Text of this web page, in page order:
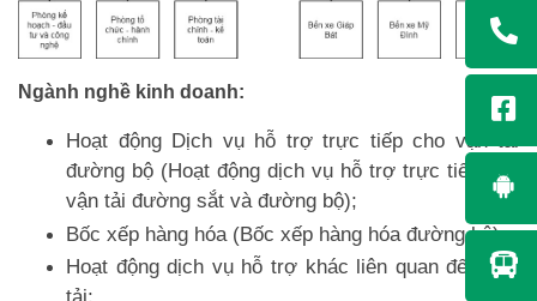
Ngành nghề kinh doanh:
Hoạt động Dịch vụ hỗ trợ trực tiếp cho vận tải
đường bộ (Hoạt động dịch vụ hỗ trợ trực tiếp cho
vận tải đường sắt và đường bộ);
Bốc xếp hàng hóa (Bốc xếp hàng hóa đường bộ);
Hoạt động dịch vụ hỗ trợ khác liên quan đến vận